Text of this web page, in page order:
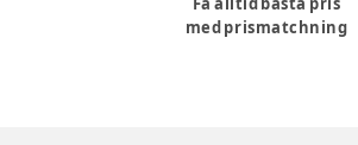
med prismatchning